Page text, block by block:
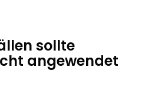
sollte
angewendet